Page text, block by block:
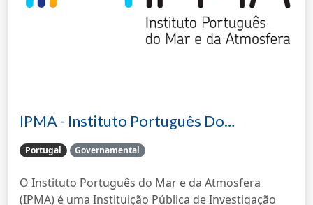
IPMA - Instituto Português Do…
Portugal Governamental
O Instituto Português do Mar e da Atmosfera
(IPMA) é uma Instituição Pública de Investigação